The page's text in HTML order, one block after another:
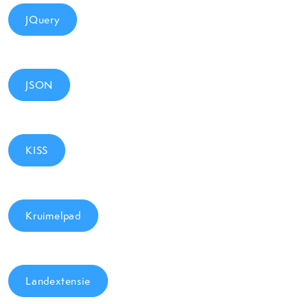
JQuery
JSON
KISS
Kruimelpad
Landextensie